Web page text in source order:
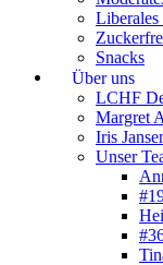
Snacks
Über uns
LCHF
Margret
Iris
Unser